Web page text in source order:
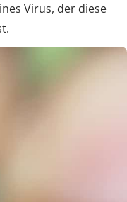
Virus, der diese